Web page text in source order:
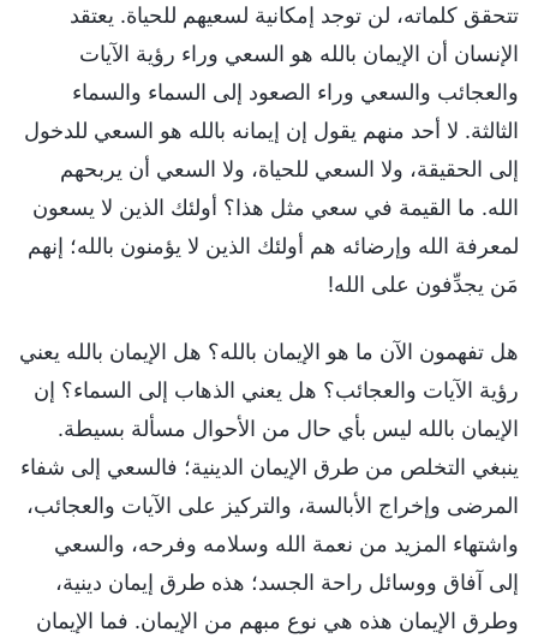
تتحقق كلماته، لن توجد إمكانية لسعيهم للحياة. يعتقد
الإنسان أن الإيمان بالله هو السعي وراء رؤية الآيات
والعجائب والسعي وراء الصعود إلى السماء والسماء
الثالثة. لا أحد منهم يقول إن إيمانه بالله هو السعي للدخول
إلى الحقيقة، ولا السعي للحياة، ولا السعي أن يربحهم
الله. ما القيمة في سعي مثل هذا؟ أولئك الذين لا يسعون
لمعرفة الله وإرضائه هم أولئك الذين لا يؤمنون بالله؛ إنهم
مَن يجدِّفون على الله!
هل تفهمون الآن ما هو الإيمان بالله؟ هل الإيمان بالله يعني
رؤية الآيات والعجائب؟ هل يعني الذهاب إلى السماء؟ إن
الإيمان بالله ليس بأي حال من الأحوال مسألة بسيطة.
ينبغي التخلص من طرق الإيمان الدينية؛ فالسعي إلى شفاء
المرضى وإخراج الأبالسة، والتركيز على الآيات والعجائب،
واشتهاء المزيد من نعمة الله وسلامه وفرحه، والسعي
إلى آفاق ووسائل راحة الجسد؛ هذه طرق إيمان دينية،
وطرق الإيمان هذه هي نوع مبهم من الإيمان. فما الإيمان